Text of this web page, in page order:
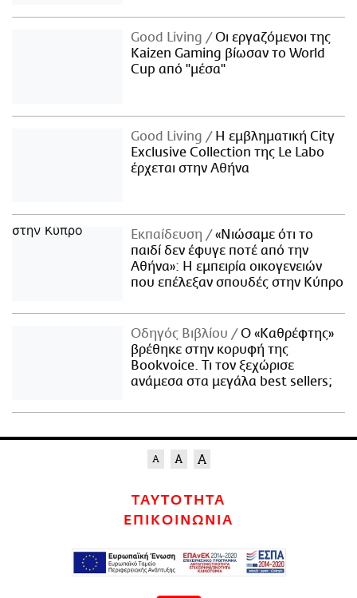
Good Living
Οι εργαζόμενοι της
Kaizen Gaming βίωσαν το World
Cup από "μέσα"
Good Living
Η εμβληματική City
Exclusive Collection της Le Labo
έρχεται στην Αθήνα
Εκπαίδευση
«Νιώσαμε ότι το
παιδί δεν έφυγε ποτέ από την
Αθήνα»: Η εμπειρία οικογενειών
που επέλεξαν σπουδές στην Κύπρο
Οδηγός Βιβλίου
Ο «Καθρέφτης»
βρέθηκε στην κορυφή της
Bookvoice. Τι τον ξεχώρισε
ανάμεσα στα μεγάλα best sellers;
ΤΑΥΤΟΤΗΤΑ
ΕΠΙΚΟΙΝΩΝΙΑ